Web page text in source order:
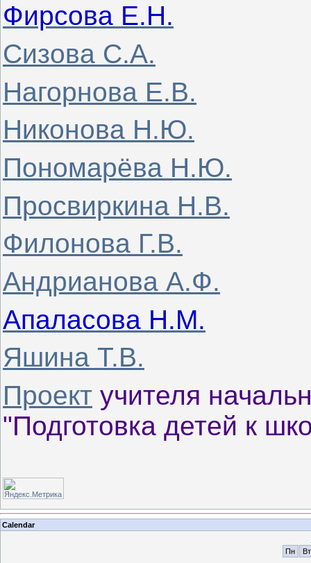
Фирсова Е.Н.
Сизова С.А.
Нагорнова Е.В.
Никонова Н.Ю.
Пономарёва Н.Ю.
Просвиркина Н.В.
Филонова Г.В.
Андрианова А.Ф.
Апаласова Н.М.
Яшина Т.В.
Проект учителя
"Подготовка детей к
Calendar
Пн
Вт